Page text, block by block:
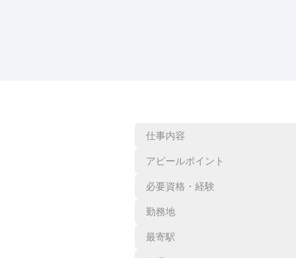
仕事内容
アピールポイント
必要資格・経験
勤務地
最寄駅